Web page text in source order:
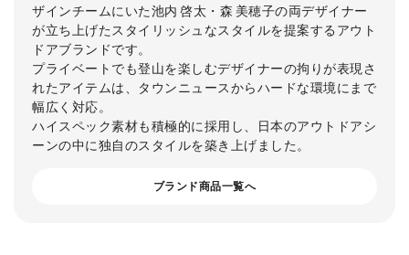
ザインチームにいた池内 啓太・森 美穂子の両デザイナー
が立ち上げたスタイリッシュなスタイルを提案するアウト
ドアブランドです。
プライベートでも登山を楽しむデザイナーの拘りが表現さ
れたアイテムは、タウンニュースからハードな環境にまで
幅広く対応。
ハイスペック素材も積極的に採用し、日本のアウトドアシ
ーンの中に独自のスタイルを築き上げました。
ブランド商品一覧へ